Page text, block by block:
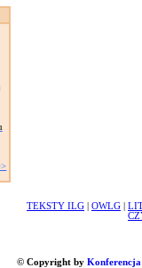
TEKSTY ILG OWLG
© Copyright by Konferencja